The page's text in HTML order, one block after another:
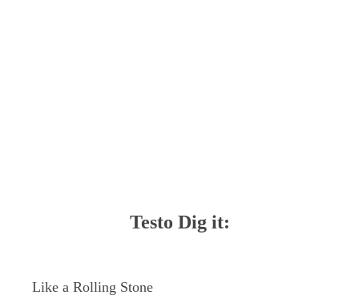
Testo Dig it:
Like a Rolling Stone